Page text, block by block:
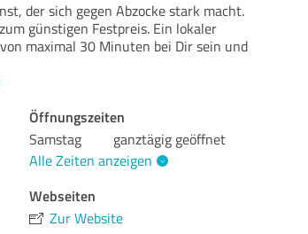
der sich gegen Abzocke stark macht.
günstigen Festpreis. Ein lokaler
maximal 30 Minuten bei Dir sein und
Öffnungszeiten
Samstag
ganztägig geöffnet
Alle Zeiten anzeigen
Webseiten
Zur Website